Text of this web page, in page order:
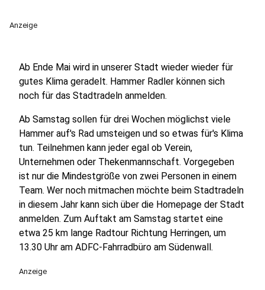
Anzeige
Ab Ende Mai wird in unserer Stadt wieder wieder für
gutes Klima geradelt. Hammer Radler können sich
noch für das Stadtradeln anmelden.
Ab Samstag sollen für drei Wochen möglichst viele
Hammer auf's Rad umsteigen und so etwas für's Klima
tun. Teilnehmen kann jeder egal ob Verein,
Unternehmen oder Thekenmannschaft. Vorgegeben
ist nur die Mindestgröße von zwei Personen in einem
Team. Wer noch mitmachen möchte beim Stadtradeln
in diesem Jahr kann sich über die Homepage der Stadt
anmelden. Zum Auftakt am Samstag startet eine
etwa 25 km lange Radtour Richtung Herringen, um
13.30 Uhr am ADFC-Fahrradbüro am Südenwall.
Anzeige